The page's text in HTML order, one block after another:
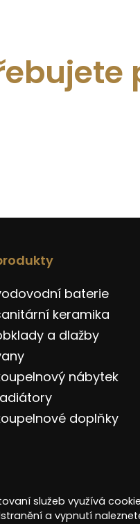
baterie
keramika
a dlažby
nábytek
doplňky
služeb využívá
a vypnutí